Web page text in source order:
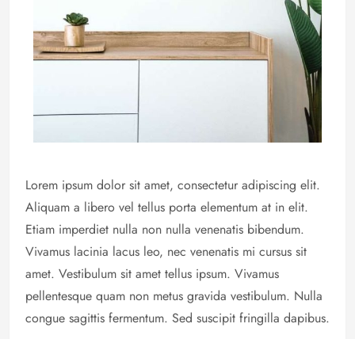
Lorem ipsum dolor sit amet, consectetur adipiscing elit.
Aliquam a libero vel tellus porta elementum at in elit.
Etiam imperdiet nulla non nulla venenatis bibendum.
Vivamus lacinia lacus leo, nec venenatis mi cursus sit
amet. Vestibulum sit amet tellus ipsum. Vivamus
pellentesque quam non metus gravida vestibulum. Nulla
congue sagittis fermentum. Sed suscipit fringilla dapibus.